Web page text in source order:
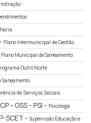
Plano Intermunicipal de Gestão
Plano Municipal de Saneamento
Outro Norte
Saneamento
de Serviços Sociais
- GSS - PSI - Psicologa
SCET - Supervisão Educação e